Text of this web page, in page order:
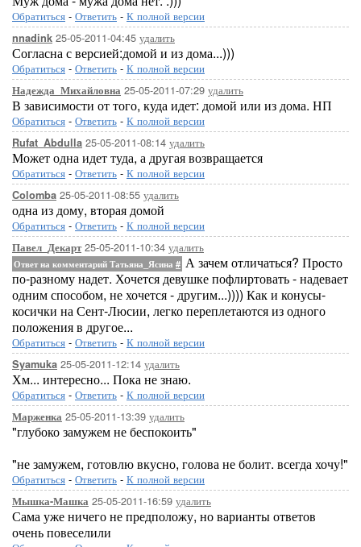
Обратиться - Ответить - К полной версии
nnadink 25-05-2011-04:45 удалить
Согласна с версией:домой и из дома...)))
Обратиться - Ответить - К полной версии
Надежда_Михайловна 25-05-2011-07:29 удалить
В зависимости от того, куда идет: домой или из дома. НП
Обратиться - Ответить - К полной версии
Rufat_Abdulla 25-05-2011-08:14 удалить
Может одна идет туда, а другая возвращается
Обратиться - Ответить - К полной версии
Colomba 25-05-2011-08:55 удалить
одна из дому, вторая домой
Обратиться - Ответить - К полной версии
Павел_Декарт25-05-2011-10:34 удалить
Ответ на комментарий Татьяна_Ясина # А зачем отличаться? Просто
по-разному надет. Хочется девушке пофлиртовать - надевает
одним способом, не хочется - другим...)))) Как и конусы-
косички на Сент-Люсии, легко переплетаются из одного
положения в другое...
Обратиться - Ответить - К полной версии
Syamuka 25-05-2011-12:14 удалить
Хм... интересно... Пока не знаю.
Обратиться - Ответить - К полной версии
Марженка 25-05-2011-13:39 удалить
"глубоко замужем не беспокоить"
"не замужем, готовлю вкусно, голова не болит. всегда хочу!"
Обратиться - Ответить - К полной версии
Мышка-Машка 25-05-2011-16:59 удалить
Сама уже ничего не предположу, но варианты ответов
очень повеселили